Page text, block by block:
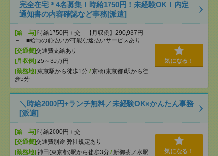
完全在宅＊4名募集！時給1750円！未経験OK！内定
通知書の内容確認など事務[派遣]
[給 与] 時給1750円＋交 【月収例】290,937円
～ ■給与の前払いが可能な速払いサービスあり
[交通費]交通費支給あり
[月収例] 25～30万円
[勤務地] 東京駅から徒歩1分 / 京橋(東京都)駅から徒
歩5分
気になる！
＼時給2000円+ランチ無料／未経験OK×かんたん事務
[派遣]
[給 与] 時給2000円＋交
[交通費]交通費別途 弊社規定あり
[勤務地] 神田(東京都)駅から徒歩3分 / 新御茶ノ水駅
気になる！